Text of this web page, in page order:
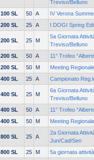
Treviso/Belluno
100 SL
50 A
IV Verona
200 SL
25 A I DOGI Spring
200 SL 25 M
5a Giornata
Treviso/Belluno
200 SL
50 A
11° Trofeo
200 SL
50 M
Meeting
400 SL
25 A Campionato
400 SL 25 M
6a Giornata
Treviso/Belluno
400 SL
50 A
11° Trofeo
400 SL
50 M Meeting
800 SL 25 A
2a Giornata
Jun/Cad/Sen
800 SL
25 M 5a giornata